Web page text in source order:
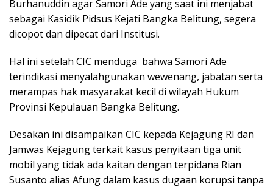
Burhanuddin agar Samori Ade yang saat ini menjabat
sebagai Kasidik Pidsus Kejati Bangka Belitung, segera
dicopot dan dipecat dari Institusi.
Hal ini setelah CIC menduga bahwa Samori Ade
terindikasi menyalahgunakan wewenang, jabatan serta
merampas hak masyarakat kecil di wilayah Hukum
Provinsi Kepulauan Bangka Belitung.
Desakan ini disampaikan CIC kepada Kejagung RI dan
Jamwas Kejagung terkait kasus penyitaan tiga unit
mobil yang tidak ada kaitan dengan terpidana Rian
Susanto alias Afung dalam kasus dugaan korupsi tanpa